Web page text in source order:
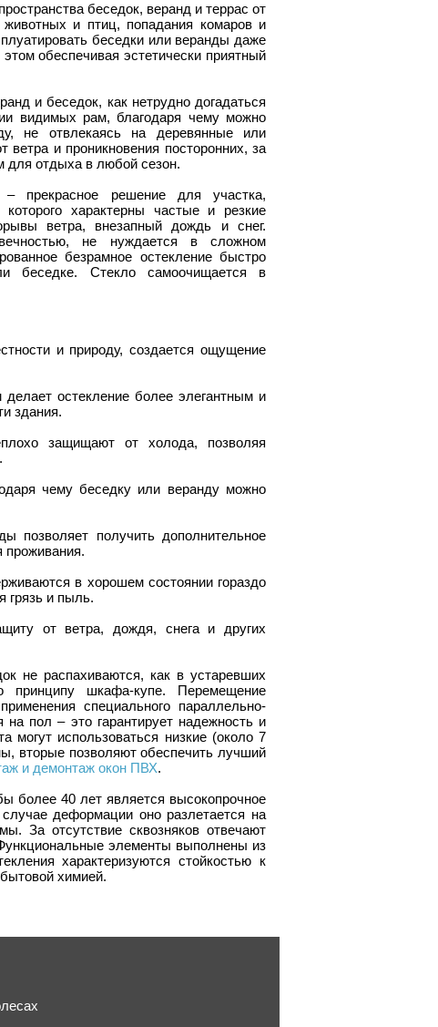
беседок, веранд и террас от
и птиц, попадания комаров и
беседки или веранды даже
обеспечивая эстетически приятный
и беседок, как нетрудно догадаться
видимых рам, благодаря чему можно
не отвлекаясь на деревянные или
и проникновения посторонних, за
для отдыха в любой сезон.
прекрасное решение для участка,
характерны частые и резкие
ветра, внезапный дождь и снег.
не нуждается в сложном
безрамное остекление быстро
беседке. Стекло самоочищается в
и природу, создается ощущение
остекление более элегантным и
здания.
защищают от холода, позволяя
чему беседку или веранду можно
позволяет получить дополнительное
проживания.
в хорошем состоянии гораздо
грязь и пыль.
от ветра, дождя, снега и других
не распахиваются, как в устаревших
принципу шкафа-купе. Перемещение
специального параллельно-
на пол – это гарантирует надежность и
могут использоваться низкие (около 7
вторые позволяют обеспечить лучший
и демонтаж окон ПВХ.
более 40 лет является высокопрочное
деформации оно разлетается на
За отсутствие сквозняков отвечают
элементы выполнены из
характеризуются стойкостью к
химией.